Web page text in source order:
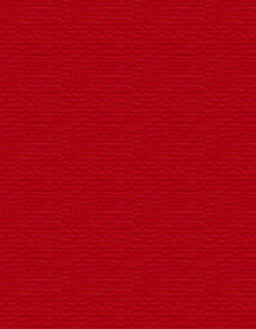
荷花灯系列
LED防水户外观亮化荷花灯